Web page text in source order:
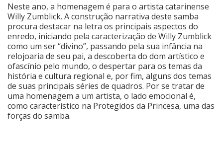
Anuncie
Fale Conosco
Neste ano, a homenagem é para o artista catarinense
Willy Zumblick. A construção narrativa deste samba
procura destacar na letra os principais aspectos do
enredo, iniciando pela caracterização de Willy Zumblick
como um ser “divino”, passando pela sua infância na
relojoaria de seu pai, a descoberta do dom artístico e
ofascínio pelo mundo, o despertar para os temas da
história e cultura regional e, por fim, alguns dos temas
de suas principais séries de quadros. Por se tratar de
uma homenagem a um artista, o lado emocional é,
como característico na Protegidos da Princesa, uma das
forças do samba.